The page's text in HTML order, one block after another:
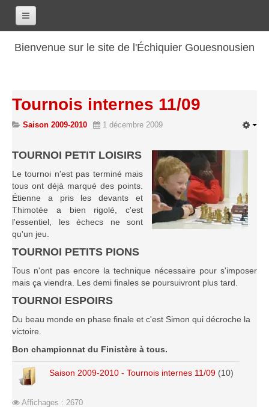
Bienvenue sur le site de l'Échiquier Gouesnousien
Les renseignements
Les coordonnées
Les licenciés
Les bilans sportifs
Les archives
Saison 2015-2016
Saison 2014-2015
Saison 2013-2014
Saison 2012-2013
Saison 2011-2012
Saison 2010-2011
Tournois internes 11/09
Saison 2009-2010 1 décembre 2009
TOURNOI PETIT LOISIRS
Le tournoi n'est pas terminé mais
tous ont déjà marqué des points.
Étienne a pris les devants et
Thimotée a bien rigolé, c'est
l'essentiel, les échecs ne sont
qu'un jeu.
TOURNOI PETITS PIONS
Tous n'ont pas encore la technique nécessaire pour s'imposer
mais ça viendra. Les demi finales se poursuivront plus tard.
TOURNOI ESPOIRS
Du beau monde en phase finale et c'est Simon qui décroche la
victoire.
Bon championnat du Finistère à tous.
Saison 2009-2010 - Tournois internes 11/09 (10)
Affichages : 2670